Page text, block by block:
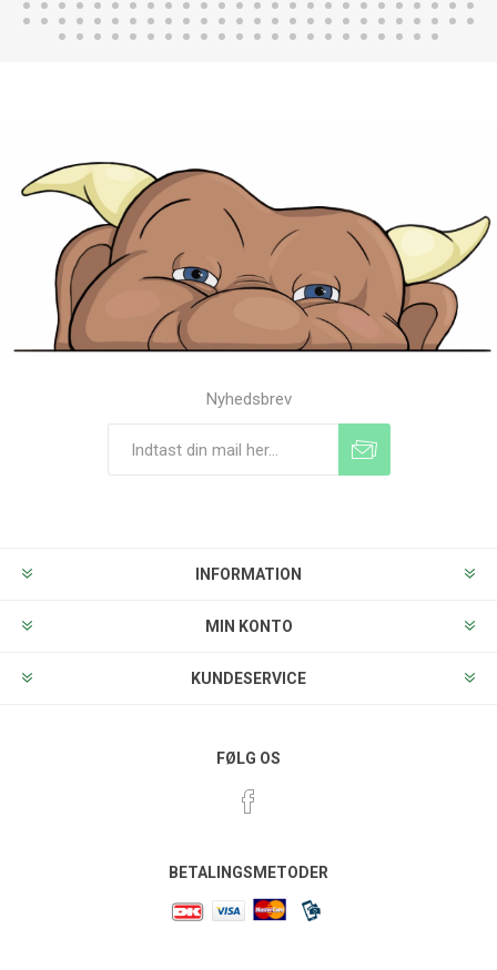
Nyhedsbrev
INFORMATION
MIN KONTO
KUNDESERVICE
FØLG OS
BETALINGSMETODER